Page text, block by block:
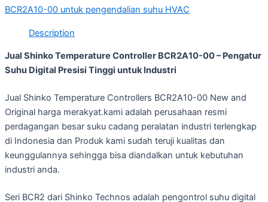
BCR2A10-00 untuk pengendalian suhu HVAC
Description
Jual Shinko Temperature Controller BCR2A10-00 – Pengatur
Suhu Digital Presisi Tinggi untuk Industri
Jual Shinko Temperature Controllers BCR2A10-00 New and
Original harga merakyat.kami adalah perusahaan resmi
perdagangan besar suku cadang peralatan industri terlengkap
di Indonesia dan Produk kami sudah teruji kualitas dan
keunggulannya sehingga bisa diandalkan untuk kebutuhan
industri anda.
Seri BCR2 dari Shinko Technos adalah pengontrol suhu digital